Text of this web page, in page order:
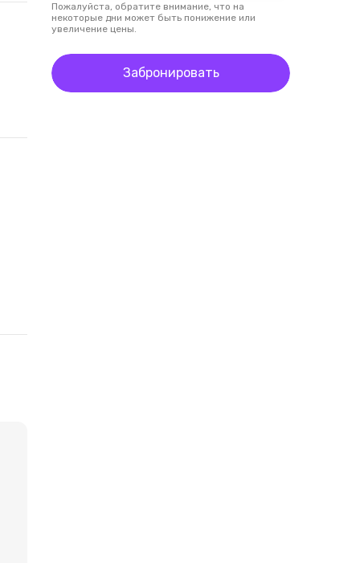
Пожалуйста, обратите внимание, что на
некоторые дни может быть понижение или
увеличение цены.
Забронировать